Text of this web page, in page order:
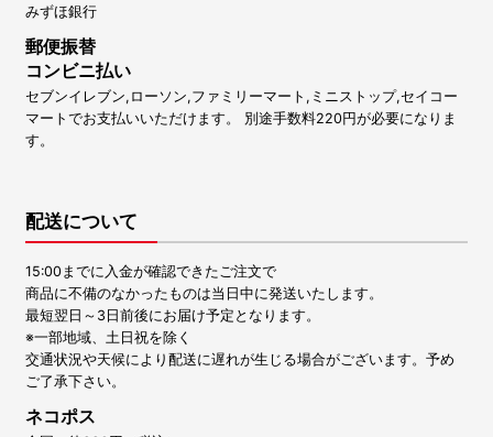
みずほ銀行
郵便振替
コンビニ払い
セブンイレブン,ローソン,ファミリーマート,ミニストップ,セイコー
マートでお支払いいただけます。 別途手数料220円が必要になりま
す。
配送について
15:00までに入金が確認できたご注文で
商品に不備のなかったものは当日中に発送いたします。
最短翌日～3日前後にお届け予定となります。
※一部地域、土日祝を除く
交通状況や天候により配送に遅れが生じる場合がございます。予め
ご了承下さい。
ネコポス